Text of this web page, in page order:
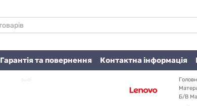
Гарантія та повернення Контактна інформація
Б/В